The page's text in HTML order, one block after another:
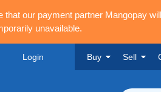
that our payment partner Mangopay
unavailable.
Login Buy Sell